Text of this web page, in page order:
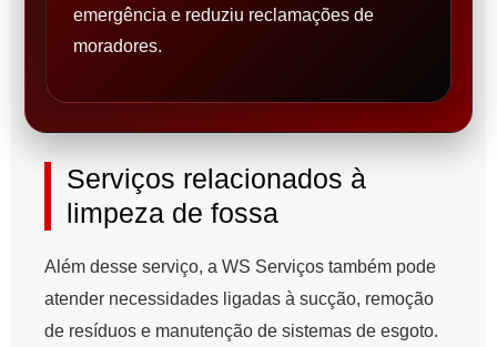
emergência e reduziu reclamações de
moradores.
Serviços relacionados à
limpeza de fossa
Além desse serviço, a WS Serviços também pode
atender necessidades ligadas à sucção, remoção
de resíduos e manutenção de sistemas de esgoto.